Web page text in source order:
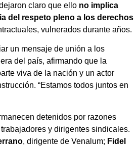
claro que ello no implica
del respeto pleno a los derechos
vulnerados durante años.
un mensaje de unión a los
del país, afirmando que la
viva de la nación y un actor
“Estamos todos juntos en
detenidos por razones
y dirigentes sindicales.
, dirigente de Venalum; Fidel